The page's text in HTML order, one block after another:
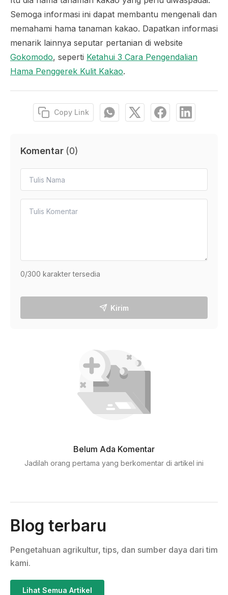
Semoga informasi ini dapat membantu mengenali dan
memahami hama tanaman kakao. Dapatkan informasi
menarik lainnya seputar pertanian di website
Gokomodo, seperti Ketahui 3 Cara Pengendalian
Hama Penggerek Kulit Kakao.
Copy Link
Komentar (0)
0/300 karakter tersedia
Kirim
Belum Ada Komentar
Jadilah orang pertama yang berkomentar di artikel ini
Blog terbaru
Pengetahuan agrikultur, tips, dan sumber daya dari tim
kami.
Lihat Semua Artikel